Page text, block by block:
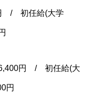
/ 初任給(大学
円 / 初任給(大
円